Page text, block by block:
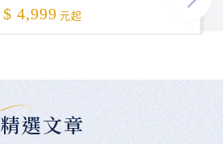
$ 4,999 元起
精選文章